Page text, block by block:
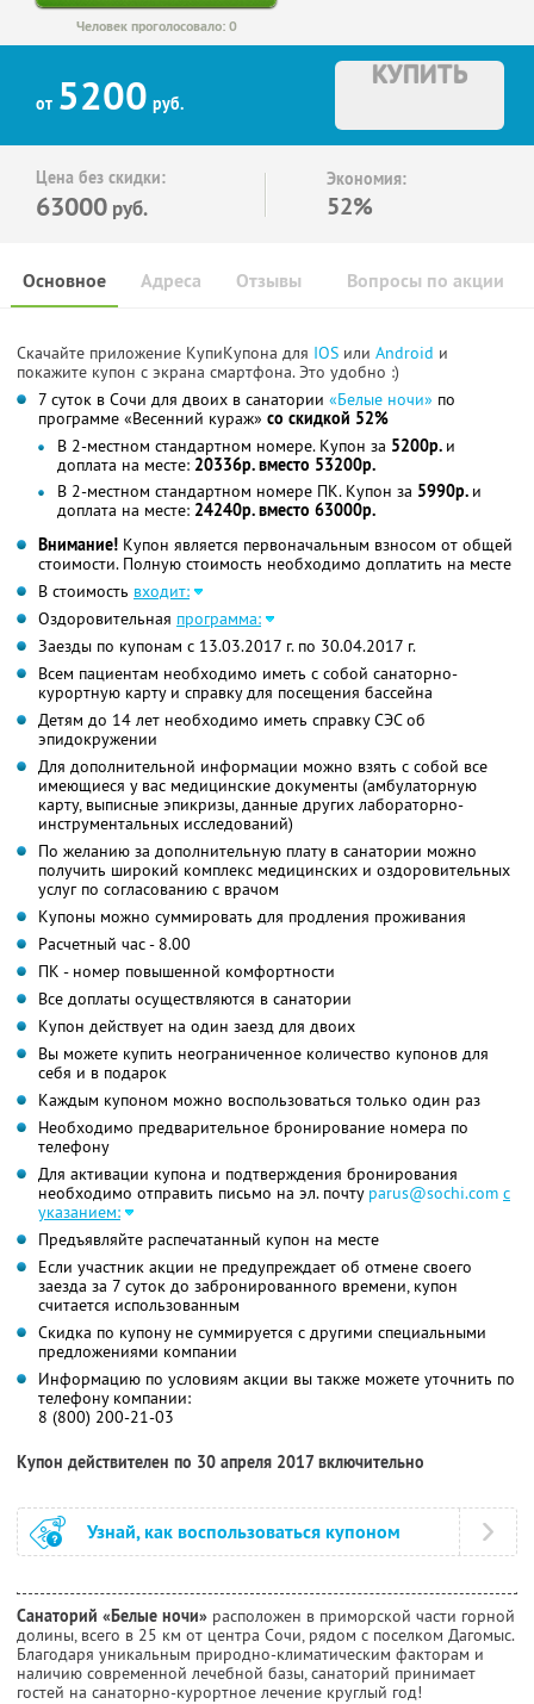
Человек проголосовало: 0
от 5200 руб.
КУПИТЬ
Цена без скидки:
63000 руб.
Экономия:
52%
Основное Отзывы Вопросы по акции
Адреса
Скачайте приложение КупиКупона для IOS или Android и
покажите купон с экрана смартфона. Это удобно :)
7 суток в Сочи для двоих в санатории «Белые ночи» по
программе «Весенний кураж» со скидкой 52%
В 2-местном стандартном номере. Купон за 5200р. и
доплата на месте: 20336р. вместо 53200р.
В 2-местном стандартном номере ПК. Купон за 5990р. и
доплата на месте: 24240р. вместо 63000р.
Внимание! Купон является первоначальным взносом от общей
стоимости. Полную стоимость необходимо доплатить на месте
В стоимость входит:
Оздоровительная программа:
Заезды по купонам с 13.03.2017 г. по 30.04.2017 г.
Всем пациентам необходимо иметь с собой санаторно-
курортную карту и справку для посещения бассейна
Детям до 14 лет необходимо иметь справку СЭС об
эпидокружении
Для дополнительной информации можно взять с собой все
имеющиеся у вас медицинские документы (амбулаторную
карту, выписные эпикризы, данные других лабораторно-
инструментальных исследований)
По желанию за дополнительную плату в санатории можно
получить широкий комплекс медицинских и оздоровительных
услуг по согласованию с врачом
Купоны можно суммировать для продления проживания
Расчетный час - 8.00
ПК - номер повышенной комфортности
Все доплаты осуществляются в санатории
Купон действует на один заезд для двоих
Вы можете купить неограниченное количество купонов для
себя и в подарок
Каждым купоном можно воспользоваться только один раз
Необходимо предварительное бронирование номера по
телефону
Для активации купона и подтверждения бронирования
необходимо отправить письмо на эл. почту parus@sochi.com с
указанием:
Предъявляйте распечатанный купон на месте
Если участник акции не предупреждает об отмене своего
заезда за 7 суток до забронированного времени, купон
считается использованным
Скидка по купону не суммируется с другими специальными
предложениями компании
Информацию по условиям акции вы также можете уточнить по
телефону компании:
8 (800) 200-21-03
Купон действителен по 30 апреля 2017 включительно
Узнай, как воспользоваться купоном
Санаторий «Белые ночи» расположен в приморской части горной
долины, всего в 25 км от центра Сочи, рядом с поселком Дагомыс.
Благодаря уникальным природно-климатическим факторам и
наличию современной лечебной базы, санаторий принимает
гостей на санаторно-курортное лечение круглый год!